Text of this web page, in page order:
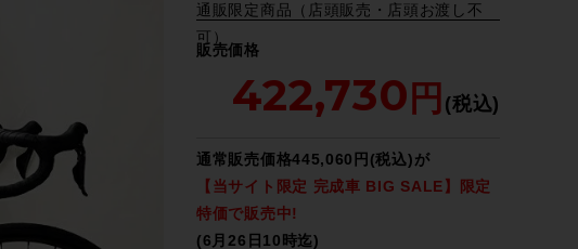
販売価格
422,730
通販限定商品（店頭販売・店頭お渡し不
可）
通常販売価格445,060円(税込)が
【当サイト限定 完成車 BIG SALE】限定
特価で販売中!
(6月26日10時迄)